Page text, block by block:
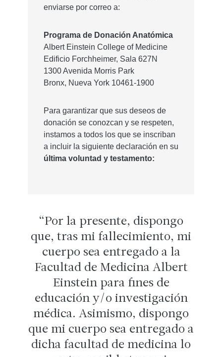
enviarse por correo a:
Programa de Donación Anatómica
Albert Einstein College of Medicine
Edificio Forchheimer, Sala 627N
1300 Avenida Morris Park
Bronx, Nueva York 10461-1900
Para garantizar que sus deseos de
donación se conozcan y se respeten,
instamos a todos los que se inscriban
a incluir la siguiente declaración en su
última voluntad y testamento:
Por la presente, dispongo
que, tras mi fallecimiento, mi
cuerpo sea entregado a la
Facultad de Medicina Albert
Einstein para fines de
educación y/o investigación
médica. Asimismo, dispongo
que mi cuerpo sea entregado a
dicha facultad de medicina lo